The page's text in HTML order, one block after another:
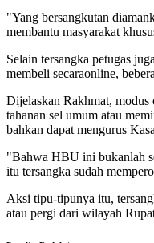
"Yang bersangkutan
membantu masyarakat
Selain tersangka petugas
membeli secaraonline,
Dijelaskan Rakhmat, modus
tahanan sel umum atau
bahkan dapat mengurus
"Bahwa HBU ini bukanlah
itu tersangka sudah
Aksi tipu-tipunya itu,
atau pergi dari wilayah